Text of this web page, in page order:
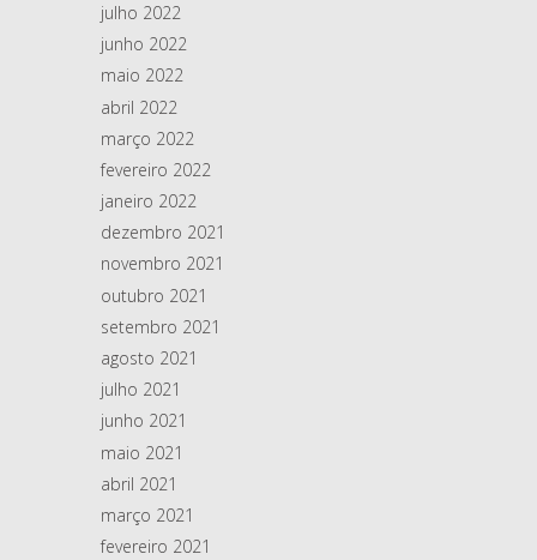
julho 2022
junho 2022
maio 2022
abril 2022
março 2022
fevereiro 2022
janeiro 2022
dezembro 2021
novembro 2021
outubro 2021
setembro 2021
agosto 2021
julho 2021
junho 2021
maio 2021
abril 2021
março 2021
fevereiro 2021